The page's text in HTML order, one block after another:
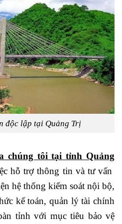
độc lập tại Quảng Trị
chúng tôi tại tỉnh Quảng
hỗ trợ thông tin và tư vấn
hệ thống kiểm soát nội bộ,
kế toán, quản lý tài chính
tỉnh với mục tiêu bảo vệ